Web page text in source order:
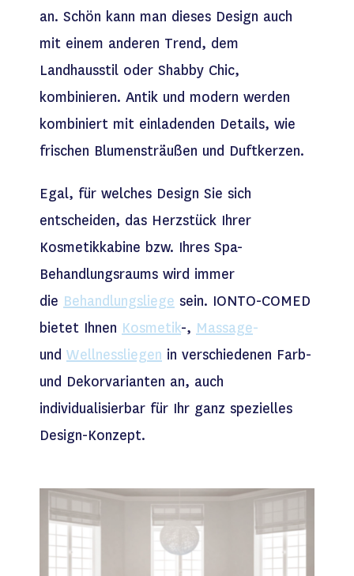
an. Schön kann man dieses Design auch
mit einem anderen Trend, dem
Landhausstil oder Shabby Chic,
kombinieren. Antik und modern werden
kombiniert mit einladenden Details, wie
frischen Blumensträußen und Duftkerzen.
Egal, für welches Design Sie sich
entscheiden, das Herzstück Ihrer
Kosmetikkabine bzw. Ihres Spa-
Behandlungsraums wird immer
die Behandlungsliege sein. IONTO-COMED
bietet Ihnen Kosmetik-, Massage-
und Wellnessliegen in verschiedenen Farb-
und Dekorvarianten an, auch
individualisierbar für Ihr ganz spezielles
Design-Konzept.